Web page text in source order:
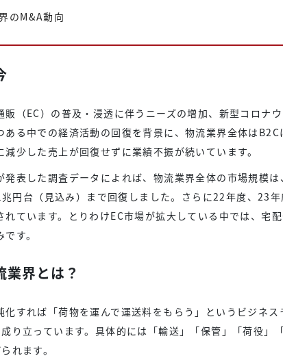
のM&A動向
販（EC）の普及・浸透に伴うニーズの増加、新型コロナ
ある中での経済活動の回復を背景に、物流業界全体は
減少した売上が回復せずに業績不振が続いています。
発表した調査データによれば、物流業界全体の市場規模
円台（見込み）まで回復しました。さらに22年度、23
れています。とりわけEC市場が拡大している中では、宅
す。
業界とは？
化すれば「荷物を運んで運送料をもらう」というビジネ
り立っています。具体的には「輸送」「保管」「荷役」
れます。